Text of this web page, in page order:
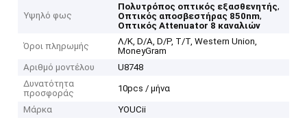
Υψηλό φως
Πολυτρόπος οπτικός εξασθενητής,
Οπτικός αποσβεστήρας 850nm,
Οπτικός Attenuator 8 καναλιών
Όροι πληρωμής
Λ/Κ, D/A, D/P, T/T, Western Union,
MoneyGram
Αριθμό μοντέλου
U8748
Δυνατότητα
προσφοράς
10pcs / μήνα
Μάρκα
YOUCii